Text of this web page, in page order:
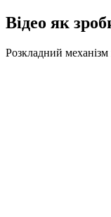
Відео як
Розкладний механізм